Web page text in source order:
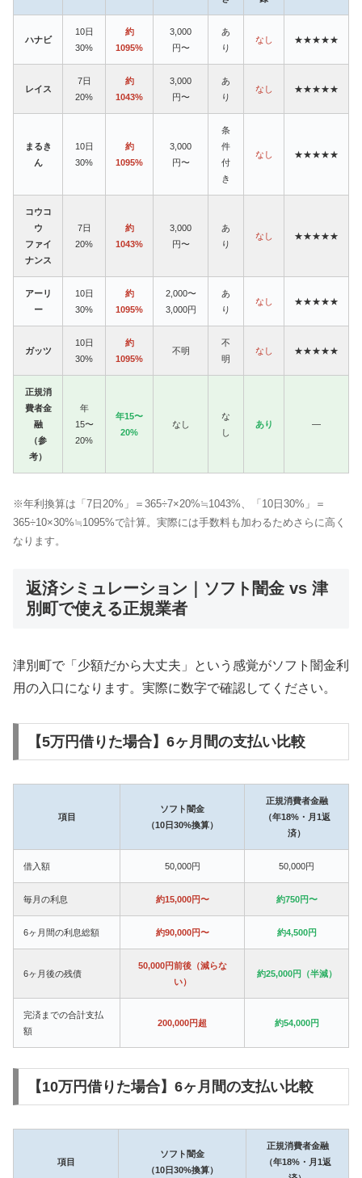
ハナビ
10日
30%
約
1095%
3,000
円〜
あ
り
なし ★★★★★
レイス
7日
20%
約
1043%
3,000
円〜
あ
り
なし ★★★★★
まるき
ん
10日
30%
約
1095%
3,000
円〜
条
件
付
き
なし ★★★★★
コウコ
ウ
ファイ
ナンス
7日
20%
約
1043%
3,000
円〜
あ
り
なし ★★★★★
アーリ
ー
10日
30%
約
1095%
2,000〜
3,000円
あ
り
なし ★★★★★
ガッツ
10日
30%
約
1095%
不明
不
明
なし ★★★★★
正規消
費者金
融
（参
考）
年
15〜
20%
年15〜
20%
なし
な
し
あり —
※年利換算は「7日20%」＝365÷7×20%≒1043%、「10日30%」＝
365÷10×30%≒1095%で計算。実際には手数料も加わるためさらに高く
なります。
返済シミュレーション｜ソフト闇金 vs 津
別町で使える正規業者
津別町で「少額だから大丈夫」という感覚がソフト闇金利
用の入口になります。実際に数字で確認してください。
【5万円借りた場合】6ヶ月間の支払い比較
項目
ソフト闇金
（10日30%換算）
正規消費者金融
（年18%・月1返
済）
借入額 50,000円 50,000円
毎月の利息 約15,000円〜 約750円〜
6ヶ月間の利息総額 約90,000円〜 約4,500円
6ヶ月後の残債
50,000円前後（減らな
い）
約25,000円（半減）
完済までの合計支払
額
200,000円超 約54,000円
【10万円借りた場合】6ヶ月間の支払い比較
項目
ソフト闇金
（10日30%換算）
正規消費者金融
（年18%・月1返